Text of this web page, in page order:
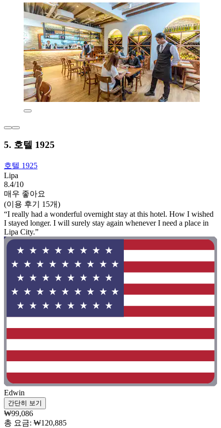
5. 호텔 1925
호텔 1925
Lipa
8.4/10
매우 좋아요
(이용 후기 15개)
“I really had a wonderful overnight stay at this hotel. How I wished
I stayed longer. I will surely stay again whenever I need a place in
Lipa City.”
Edwin
간단히 보기
₩99,086
총 요금: ₩120,885